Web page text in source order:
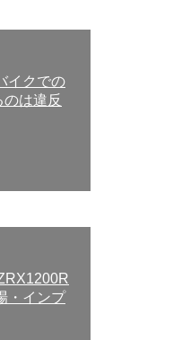
イクでの
は違反
・インプ